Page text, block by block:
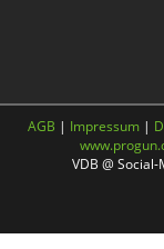
AGB | Impressum |
VDB @ Social-